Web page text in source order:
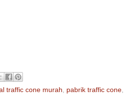
traffic cone murah, pabrik traffic cone,